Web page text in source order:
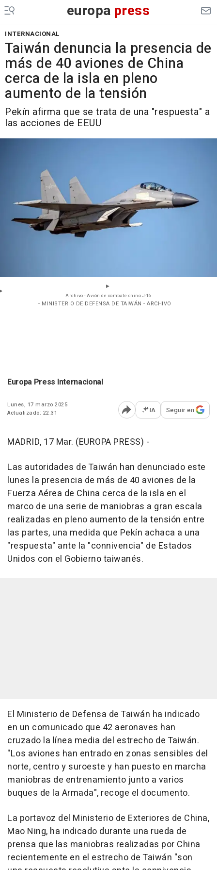
europa press
INTERNACIONAL
Taiwán denuncia la presencia de
más de 40 aviones de China
cerca de la isla en pleno
aumento de la tensión
Pekín afirma que se trata de una "respuesta" a
las acciones de EEUU
Archivo - Avión de combate chino J-16
- MINISTERIO DE DEFENSA DE TAIWÁN - ARCHIVO
Europa Press Internacional
Lunes, 17 marzo 2025
Actualizado: 22:31
Abrir opciones para
IA Seguir en
MADRID, 17 Mar. (EUROPA PRESS) -
Las autoridades de Taiwán han denunciado este
lunes la presencia de más de 40 aviones de la
Fuerza Aérea de China cerca de la isla en el
marco de una serie de maniobras a gran escala
realizadas en pleno aumento de la tensión entre
las partes, una medida que Pekín achaca a una
"respuesta" ante la "connivencia" de Estados
Unidos con el Gobierno taiwanés.
El Ministerio de Defensa de Taiwán ha indicado
en un comunicado que 42 aeronaves han
cruzado la línea media del estrecho de Taiwán.
"Los aviones han entrado en zonas sensibles del
norte, centro y suroeste y han puesto en marcha
maniobras de entrenamiento junto a varios
buques de la Armada", recoge el documento.
La portavoz del Ministerio de Exteriores de China,
Mao Ning, ha indicado durante una rueda de
prensa que las maniobras realizadas por China
recientemente en el estrecho de Taiwán "son